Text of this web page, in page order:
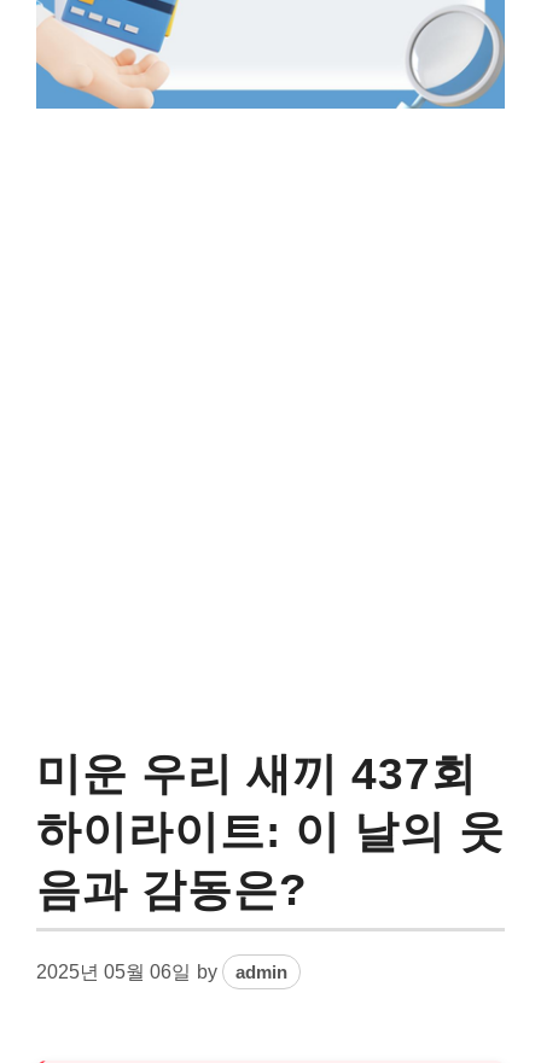
미운 우리 새끼 437회
하이라이트: 이 날의 웃
음과 감동은?
2025년 05월 06일 by admin